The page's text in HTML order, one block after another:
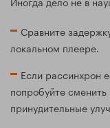
Сравните
локальном плеере.
Если рассинхрон
попробуйте
принудительные